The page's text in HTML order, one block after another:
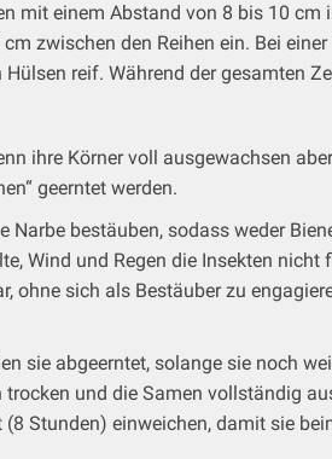
mit einem Abstand von 8 bis 10
zwischen den Reihen ein. Bei
reif. Während der gesamten
ihre Körner voll ausgewachsen
geerntet werden.
Narbe bestäuben, sodass weder
Wind und Regen die Insekten
ohne sich als Bestäuber zu
sie abgeerntet, solange sie noch
und die Samen vollständig
Stunden) einweichen, damit sie